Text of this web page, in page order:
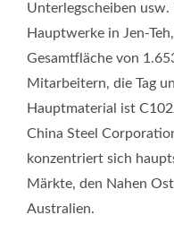
Unterlegscheiben
Hauptwerke in Jen-
Gesamtfläche von
Mitarbeitern, die Tag
Hauptmaterial ist
China Steel
konzentriert sich
Märkte, den Nahen
Australien.